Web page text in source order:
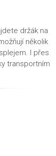
držák na
několik
I přes
transportním